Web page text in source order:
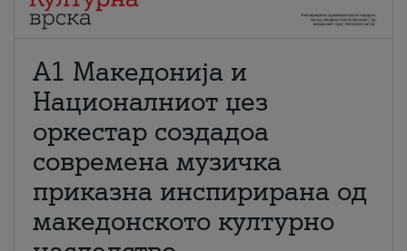
А1 Македонија и
Националниот џез
оркестар создадоа
современа музичка
приказна инспирирана од
македонското културно